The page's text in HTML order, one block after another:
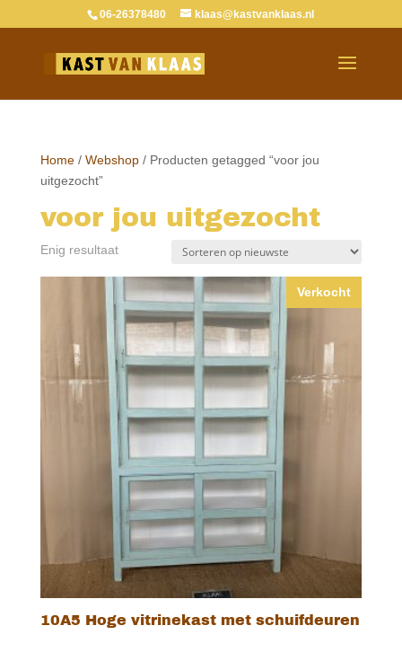
06-26378480 klaas@kastvanklaas.nl
Home/ Webshop/ Producten getagged “voor jou
uitgezocht”
voor jou uitgezocht
Enig resultaat
Verkocht
10A5 Hoge vitrinekast met schuifdeuren